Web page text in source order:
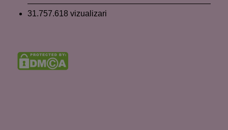
31.757.618 vizualizari